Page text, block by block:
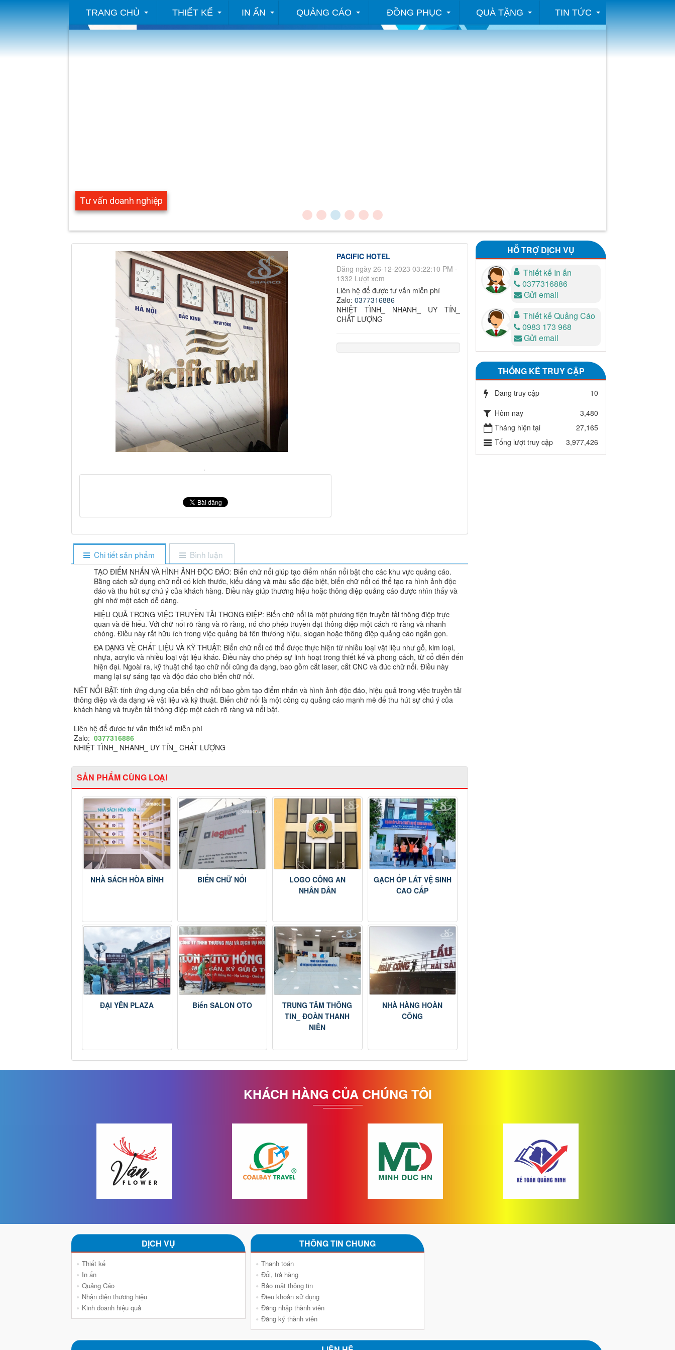
TRANG CHỦ THIẾT KẾ IN ẤN QUẢNG CÁO ĐỒNG PHỤC QUÀ TẶNG TIN TỨC
PACIFIC HOTEL
Đăng ngày 26-12-2023 03:22:10 PM -
1332 Lượt xem
Liên hệ để được tư vấn miễn phí
Zalo: 0377316886
NHIỆT TÌNH_ NHANH_ UY TÍN_
CHẤT LƯỢNG
Chi tiết sản phẩm Bình luận
TẠO ĐIỂM NHẤN VÀ HÌNH ẢNH ĐỘC ĐÁO: Biển chữ nổi giúp tạo điểm nhấn nổi bật cho các khu vực quảng cáo.
Bằng cách sử dụng chữ nổi có kích thước, kiểu dáng và màu sắc đặc biệt, biển chữ nổi có thể tạo ra hình ảnh độc
đáo và thu hút sự chú ý của khách hàng. Điều này giúp thương hiệu hoặc thông điệp quảng cáo được nhìn thấy và
ghi nhớ một cách dễ dàng.
HIỆU QUẢ TRONG VIỆC TRUYỀN TẢI THÔNG ĐIỆP: Biển chữ nổi là một phương tiện truyền tải thông điệp trực
quan và dễ hiểu. Với chữ nổi rõ ràng và rõ ràng, nó cho phép truyền đạt thông điệp một cách rõ ràng và nhanh
chóng. Điều này rất hữu ích trong việc quảng bá tên thương hiệu, slogan hoặc thông điệp quảng cáo ngắn gọn.
ĐA DẠNG VỀ CHẤT LIỆU VÀ KỸ THUẬT: Biển chữ nổi có thể được thực hiện từ nhiều loại vật liệu như gỗ, kim loại,
nhựa, acrylic và nhiều loại vật liệu khác. Điều này cho phép sự linh hoạt trong thiết kế và phong cách, từ cổ điển đến
hiện đại. Ngoài ra, kỹ thuật chế tạo chữ nổi cũng đa dạng, bao gồm cắt laser, cắt CNC và đúc chữ nổi. Điều này
mang lại sự sáng tạo và độc đáo cho biển chữ nổi.
NÉT NỔI BẬT: tính ứng dụng của biển chữ nổi bao gồm tạo điểm nhấn và hình ảnh độc đáo, hiệu quả trong việc truyền tải
thông điệp và đa dạng về vật liệu và kỹ thuật. Biển chữ nổi là một công cụ quảng cáo mạnh mẽ để thu hút sự chú ý của
khách hàng và truyền tải thông điệp một cách rõ ràng và nổi bật.
Liên hệ để được tư vấn thiết kế miễn phí
Zalo: 0377316886
NHIỆT TÌNH_ NHANH_ UY TÍN_ CHẤT LƯỢNG
SẢN PHẨM CÙNG LOẠI
NHÀ SÁCH HÒA BÌNH BIỂN CHỮ NỔI
LOGO CÔNG AN
NHÂN DÂN
GẠCH ỐP LÁT VỆ SINH
CAO CẤP
ĐẠI YÊN PLAZA Biển SALON OTO
TRUNG TÂM THÔNG
TIN_ ĐOÀN THANH
NIÊN
NHÀ HÀNG HOÀN
CÔNG
HỖ TRỢ DỊCH VỤ
Thiết kế In ấn
0377316886
Gửi email
Thiết kế Quảng Cáo
0983 173 968
Gửi email
THỐNG KÊ TRUY CẬP
Đang truy cập
10
Hôm nay
3,480
Tháng hiện tại
27,165
Tổng lượt truy cập
3,977,426
KHÁCH HÀNG CỦA CHÚNG TÔI
DỊCH VỤ
Thiết kế
In ấn
Quảng Cáo
Nhận diện thương hiệu
Kinh doanh hiệu quả
THÔNG TIN CHUNG
Thanh toán
Đổi, trả hàng
Bảo mật thông tin
Điều khoản sử dụng
Đăng nhập thành viên
Đăng ký thành viên